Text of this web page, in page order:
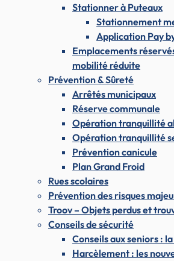
Stationner à Puteaux
Stationnement
Application Pay
Emplacements
mobilité réduite
Prévention & Sûreté
Arrêtés municipaux
Réserve communale
Opération tranquillité
Opération tranquillité
Prévention canicule
Plan Grand Froid
Rues scolaires
Prévention des risques
Troov – Objets perdus et
Conseils de sécurité
Conseils aux seniors :
Harcèlement : les